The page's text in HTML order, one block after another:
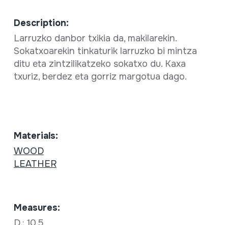
Description:
Larruzko danbor txikia da, makilarekin.
Sokatxoarekin tinkaturik larruzko bi mintza
ditu eta zintzilikatzeko sokatxo du. Kaxa
txuriz, berdez eta gorriz margotua dago.
Materials:
WOOD
LEATHER
Measures: